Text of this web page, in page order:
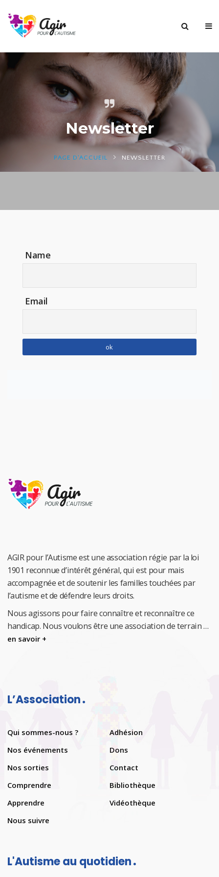
Newsletter
PAGE D'ACCUEIL NEWSLETTER
Name
Email
AGIR pour l’Autisme est une association régie par la loi
1901 reconnue d’intérêt général, qui est pour mais
accompagnée et de soutenir les familles touchées par
l’autisme et de défendre leurs droits.
Nous agissons pour faire connaître et reconnaître ce
handicap. Nous voulons être une association de terrain …
en savoir +
L’Association
Qui sommes-nous ?
Nos événements
Nos sorties
Comprendre
Apprendre
Nous suivre
Adhésion
Dons
Contact
Bibliothèque
Vidéothèque
L'Autisme au quotidien